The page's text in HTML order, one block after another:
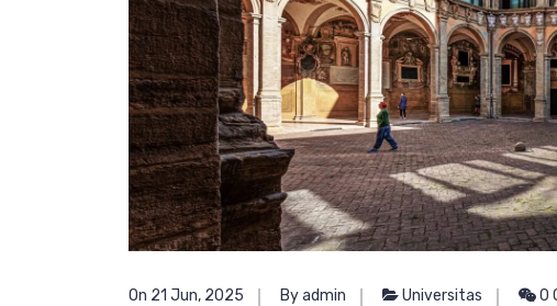
On 21 Jun, 2025 By admin Universitas 0